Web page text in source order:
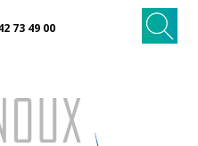
73 49 00